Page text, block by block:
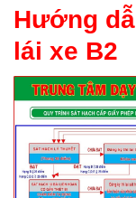
Hướng
lái xe B2